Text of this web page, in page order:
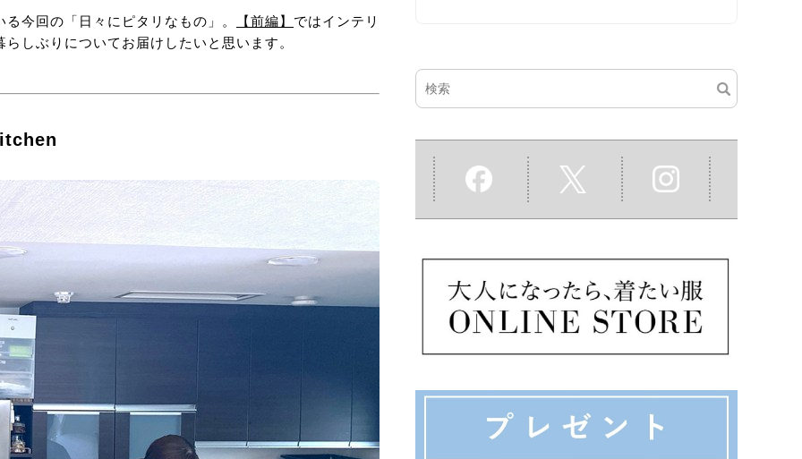
今回の「日々にピタリなもの」。 【前編】 ではインテリ
しぶりについてお届けしたいと思います。